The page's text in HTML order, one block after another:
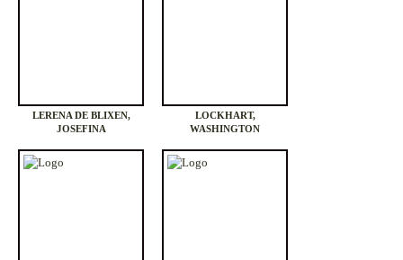
LERENA DE BLIXEN,
JOSEFINA
LOCKHART,
WASHINGTON